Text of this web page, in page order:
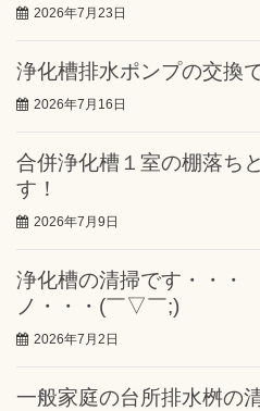
2026年7月23日
浄化槽排水ポンプの交換
2026年7月16日
合併浄化槽１室の棚落ち
す！
2026年7月9日
浄化槽の清掃です・・・
ノ・・・(￣▽￣;)
2026年7月2日
一般家庭の台所排水桝の